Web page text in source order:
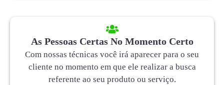
As Pessoas Certas No Momento Certo
Com nossas técnicas você irá aparecer para o seu
cliente no momento em que ele realizar a busca
referente ao seu produto ou serviço.